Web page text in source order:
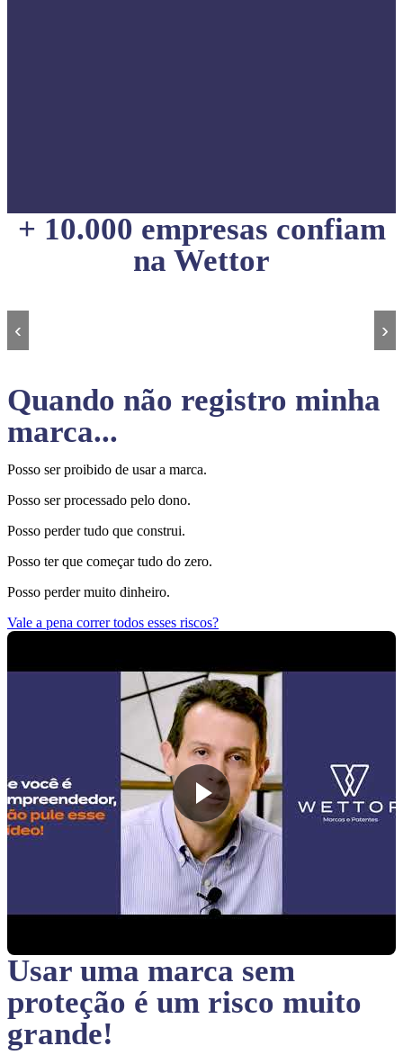
+ 10.000 empresas confiam
na Wettor
‹ ›
Quando não registro minha
marca...
Posso ser proibido de usar a marca.
Posso ser processado pelo dono.
Posso perder tudo que construi.
Posso ter que começar tudo do zero.
Posso perder muito dinheiro.
Vale a pena correr todos esses riscos?
Usar uma marca sem
proteção é um risco muito
grande!